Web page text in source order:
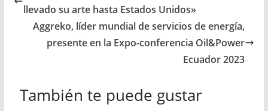
llevado su arte hasta Estados Unidos»
Aggreko, líder mundial de servicios de energía,
presente en la Expo-conferencia Oil&Power
Ecuador 2023
También te puede gustar